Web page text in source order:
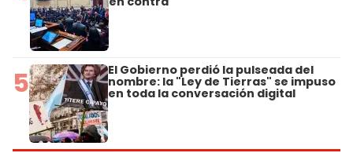
5 El Gobierno perdió la pulseada del
nombre: la "Ley de Tierras" se impuso
en toda la conversación digital